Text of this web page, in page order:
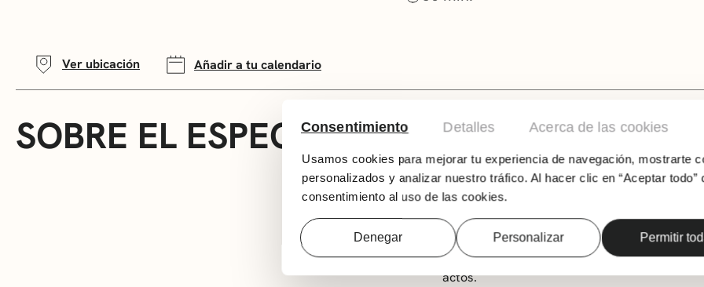
Consentimiento Detalles Acerca de las cookies
Usamos cookies para mejorar tu experiencia de navegación, mostrarte
personalizados y analizar nuestro tráfico. Al hacer clic en “Aceptar todo”
consentimiento al uso de las cookies.
Denegar Personalizar Permitir
Ver ubicación Añadir a tu calendario
SOBRE EL ESPECTÁCULO
El alumnado de las tres masterclass de
colaboración con Arte Ederra Ballet Gaztea
Coppélia. Basada en un cuento de E.T.A.
historia trata sobre un inventor que tiene
creíble que un campesino del pueblo se
amor. La obra se encuentra a medio camino
actos.